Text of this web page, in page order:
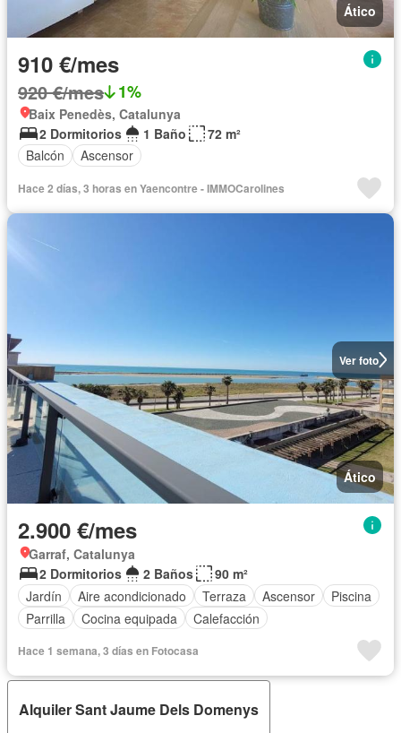
Ático
910 €/mes
920 €/mes 1%
Baix Penedès, Catalunya
2 Dormitorios
1 Baño
72 m²
Balcón
Ascensor
Hace 2 días, 3 horas en Yaencontre - IMMOCarolines
Ver foto
Ático
2.900 €/mes
Garraf, Catalunya
2 Dormitorios
2 Baños
90 m²
Jardín
Aire acondicionado Terraza Ascensor
Piscina
Parrilla
Cocina equipada Calefacción
Hace 1 semana, 3 días en Fotocasa
Alquiler Sant Jaume Dels Domenys